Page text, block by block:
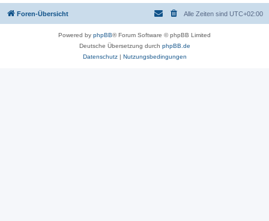
Foren-Übersicht Alle Zeiten sind UTC+02:00
Powered by phpBB® Forum Software © phpBB Limited
Deutsche Übersetzung durch phpBB.de
Datenschutz| Nutzungsbedingungen